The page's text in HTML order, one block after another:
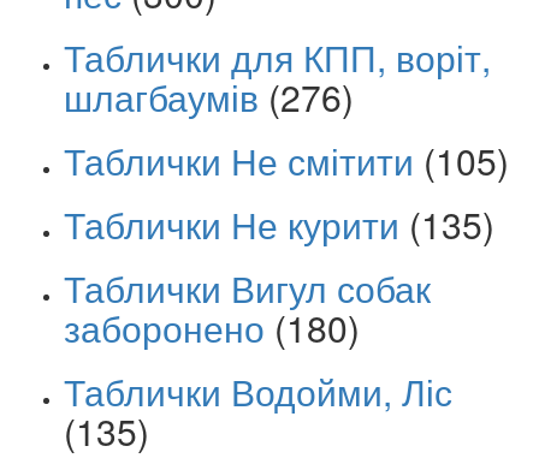
Таблички для КПП, воріт,
шлагбаумів (276)
Таблички Не смітити (105)
Таблички Не курити (135)
Таблички Вигул собак
заборонено (180)
Таблички Водойми, Ліс
(135)